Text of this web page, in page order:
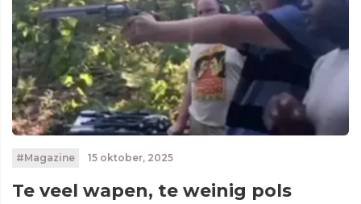
#Magazine 15 oktober, 2025
Te veel wapen, te weinig pols